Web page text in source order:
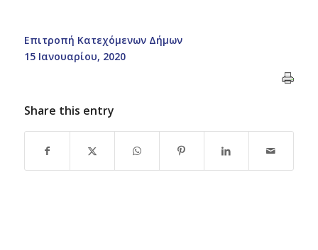
Επιτροπή Κατεχόμενων Δήμων
15 Ιανουαρίου, 2020
Share this entry